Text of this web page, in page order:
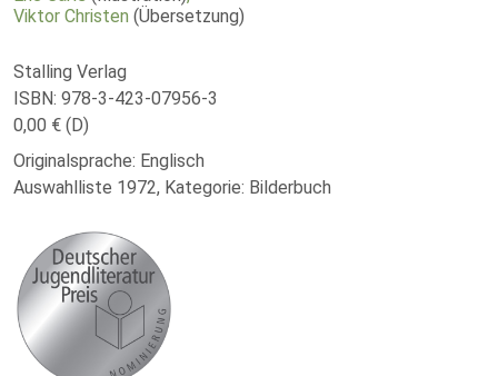
Viktor Christen (Übersetzung)
Stalling Verlag
ISBN: 978-3-423-07956-3
0,00 € (D)
Originalsprache: Englisch
Auswahlliste 1972, Kategorie: Bilderbuch